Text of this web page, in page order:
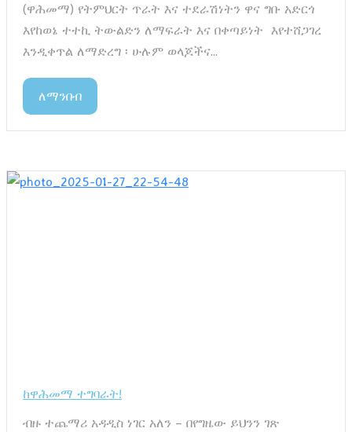
(ዋሕመማ) የትምህርት ጥራት እና ተደራሽነትን ዋና ግቡ አድርጎ
እየከወኔ ተተኪ ትውልድን ለማፍራት እና በቀጣይነት እየተሸጋገረ
እንዲቀጥል ለማድረግ ፡ ሁሉም ወላጆችና...
ለማንበብ
ከዋሕመማ ተግባራት!
ብዙ ተጨማሪ አዳዲስ ነገር አለን – በየግዜው ይህንን ገጽ